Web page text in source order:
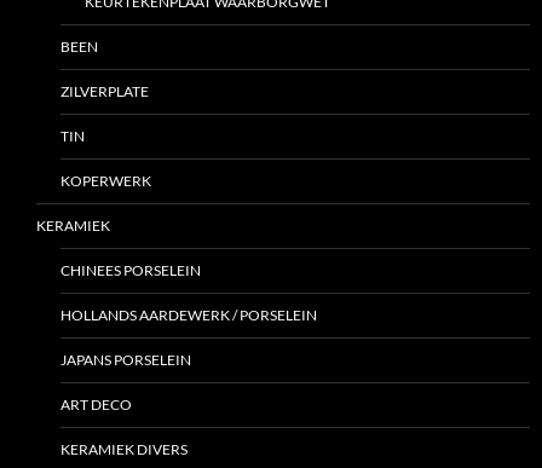
BEEN
ZILVERPLATE
TIN
KOPERWERK
KERAMIEK
CHINEES PORSELEIN
HOLLANDS AARDEWERK / PORSELEIN
JAPANS PORSELEIN
ART DECO
KERAMIEK DIVERS